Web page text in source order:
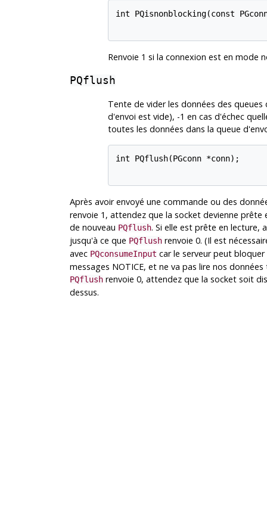
int PQisnonblocking(const
Renvoie 1 si la connexion est en mode
PQflush
Tente de vider les données des queues
d'envoi est vide), -1 en cas d'échec
toutes les données dans la queue
int PQflush(PGconn *conn);
Après avoir envoyé une commande ou des
renvoie 1, attendez que la socket devienne
de nouveau PQflush. Si elle est prête en lecture,
jusqu'à ce que PQflushrenvoie 0. (Il est
avec PQconsumeInput car le serveur peut
messages NOTICE, et ne va pas lire nos
PQflushrenvoie 0, attendez que la socket soit
dessus.